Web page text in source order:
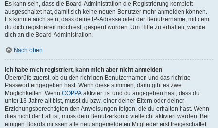
Es kann sein, dass die Board-Administration die Registrierung komplett
ausgeschaltet hat, damit sich keine neuen Benutzer mehr anmelden können.
Es könnte auch sein, dass deine IP-Adresse oder der Benutzername, mit dem
du dich registrieren möchtest, gesperrt wurden. Um Hilfe zu erhalten, wende
dich an die Board-Administration.
Nach oben
Ich habe mich registriert, kann mich aber nicht anmelden!
Überprüfe zuerst, ob du den richtigen Benutzernamen und das richtige
Passwort eingegeben hast. Wenn diese stimmen, dann gibt es zwei
Möglichkeiten. Wenn COPPA aktiviert ist und du angegeben hast, dass du
unter 13 Jahre alt bist, musst du bzw. einer deiner Eltern oder deiner
Erziehungsberechtigten den Anweisungen folgen, die du erhalten hast. Wenn
dies nicht der Fall ist, muss dein Benutzerkonto vielleicht aktiviert werden. Bei
einigen Boards müssen alle neu angemeldeten Mitglieder erst freigeschaltet